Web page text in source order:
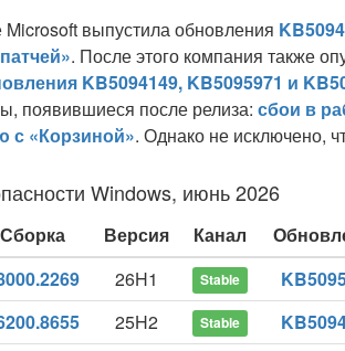
выпустила обновления
. После этого компания также
KB5094149, KB5095971 и
появившиеся после релиза: сбои в
с «Корзиной». Однако не исключено,
Windows, июнь 2026
Сборка Версия Канал
26H1 Stable
25H2 Stable